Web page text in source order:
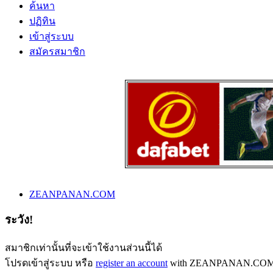
ค้นหา
ปฏิทิน
เข้าสู่ระบบ
สมัครสมาชิก
ZEANPANAN.COM
ระวัง!
สมาชิกเท่านั้นที่จะเข้าใช้งานส่วนนี้ได้
โปรดเข้าสู่ระบบ หรือ register an account with